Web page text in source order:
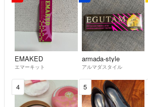
EMAKED
エマーキット
armada-style
アルマダスタイル
4 5